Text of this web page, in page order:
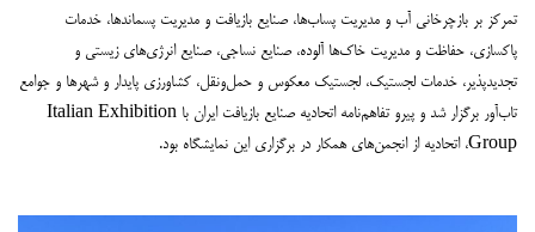
تمرکز بر بازچرخانی آب و مدیریت پساب‌ها، صنایع بازیافت و مدیریت پسماندها، خدمات
پاکسازی، حفاظت و مدیریت خاک‌ها آلوده، صنایع نساجی، صنایع انرژی‌های زیستی و
تجدیدپذیر، خدمات لجستیک، لجستیک معکوس و حمل‌ونقل، کشاورزی پایدار و شهرها و جوامع
تاب‌آور برگزار شد و پیرو تفاهم‌نامه اتحادیه صنایع بازیافت ایران با Italian Exhibition
Group، اتحادیه از انجمن‌های همکار در برگزاری این نمایشگاه بود.